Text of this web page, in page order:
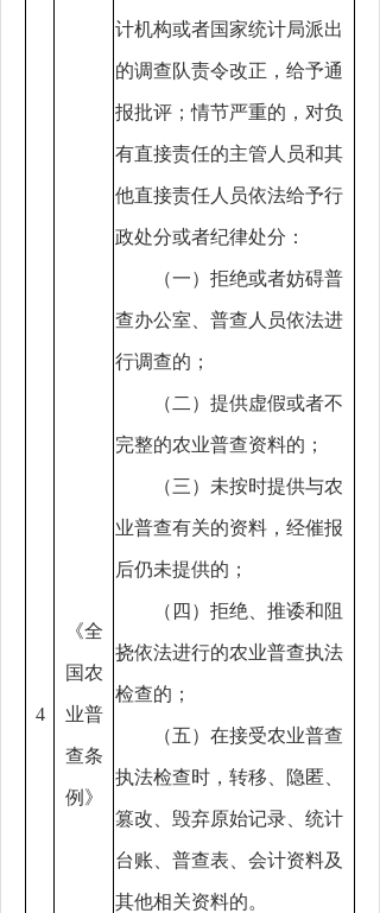
4
《全
国农
业普
查条
例》
计机构或者国家统计局派出
的调查队责令改正，给予通
报批评；情节严重的，对负
有直接责任的主管人员和其
他直接责任人员依法给予行
政处分或者纪律处分：
（一）拒绝或者妨碍普
查办公室、普查人员依法进
行调查的；
（二）提供虚假或者不
完整的农业普查资料的；
（三）未按时提供与农
业普查有关的资料，经催报
后仍未提供的；
（四）拒绝、推诿和阻
挠依法进行的农业普查执法
检查的；
（五）在接受农业普查
执法检查时，转移、隐匿、
篡改、毁弃原始记录、统计
台账、普查表、会计资料及
其他相关资料的。